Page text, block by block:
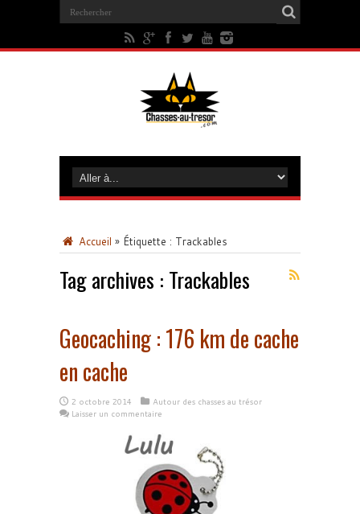
Accueil » Étiquette : Trackables
Tag archives : Trackables
Geocaching : 176 km de cache
en cache
2 octobre 2014
Autour des chasses au trésor
Laisser un commentaire